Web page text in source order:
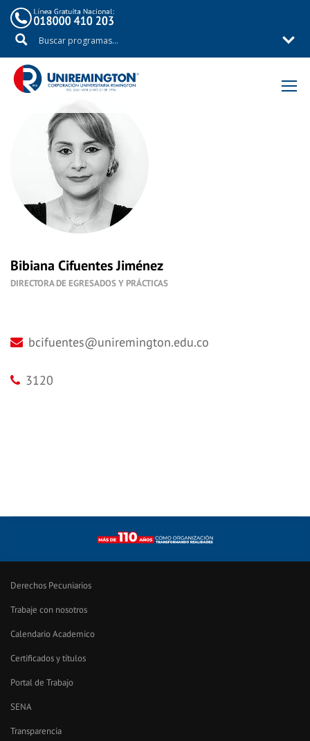
Inicio Nuestro Equipo
Bibiana Cifuentes Jiménez
DIRECTORA DE EGRESADOS Y PRÁCTICAS
bcifuentes@uniremington.edu.co
3120
Derechos Pecuniarios
Trabaje con nosotros
Calendario Academico
Certificados y títulos
Portal de Trabajo
SENA
Transparencia